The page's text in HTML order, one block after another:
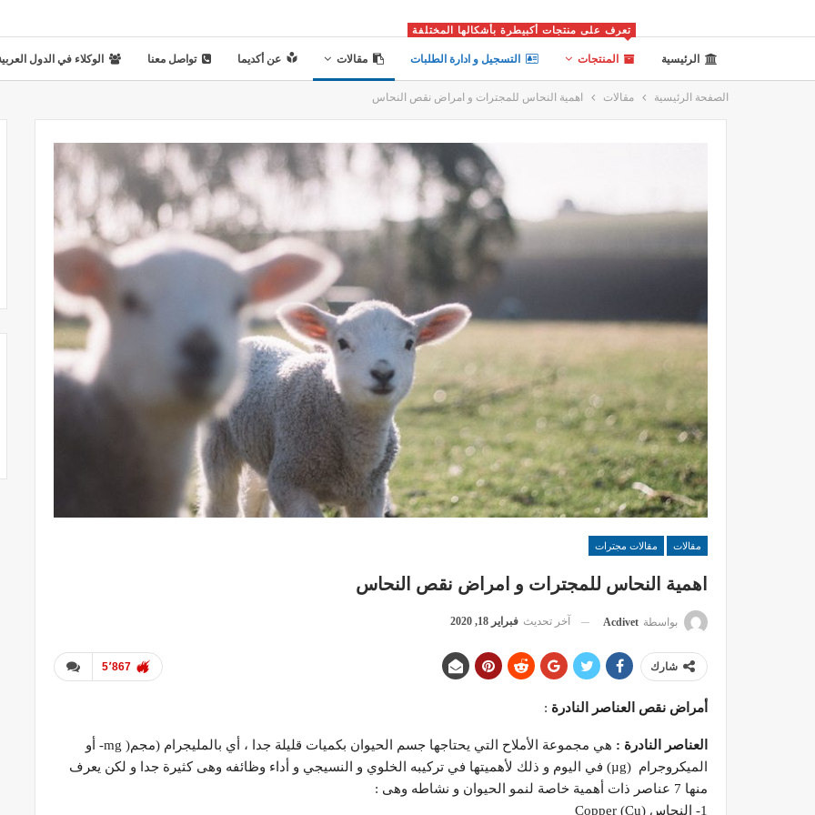
الرئيسية المنتجات
تعرف على منتجات أكبيطرة بأشكالها المختلفة
التسجيل و ادارة الطلبات مقالات عن أكديما تواصل معنا الوكلاء في الدول
الصفحة الرئيسية مقالات اهمية النحاس للمجترات و امراض نقص النحاس
مقالات مقالات مجترات
اهمية النحاس للمجترات و امراض نقص النحاس
بواسطة Acdivet آخر تحديث فبراير 18, 2020
5٬867 شارك
أمراض نقص العناصر النادرة :
العناصر النادرة :
هي مجموعة الأملاح التي يحتاجها جسم الحيوان بكميات قليلة جدا ، أي بالمليجرام (مجم( mg- أو
الميكروجرام (µg) في اليوم و ذلك لأهميتها في تركيبه الخلوي و النسيجي و أداء وظائفه وهى كثيرة جدا و لكن يعرف
منها 7 عناصر ذات أهمية خاصة لنمو الحيوان و نشاطه وهى :
1- النحاس Copper (Cu)